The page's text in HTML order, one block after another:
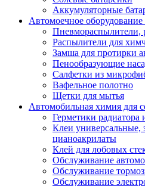
Аккумуляторные
Автомоечное оборудование
Пневмораспылители,
Распылители для
Замша для протирки
Пенообразующие
Салфетки из
Вафельное полотно
Щетки для мытья
Автомобильная химия для
Герметики радиатора
Клеи
цианоакрилаты
Клей для лобовых
Обслуживание
Обслуживание
Обслуживание